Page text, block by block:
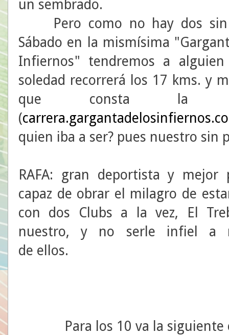
un sembrado.
Pero como no hay dos sin
Sábado en la mismísima
Infiernos" tendremos a
soledad recorrerá los 17 kms. y
que consta la
(
quien iba a ser? pues nuestro sin
RAFA: gran deportista y mejor
capaz de obrar el milagro de
con dos Clubs a la vez, El
nuestro, y no serle infiel a
de ellos.
Para los 10 va la